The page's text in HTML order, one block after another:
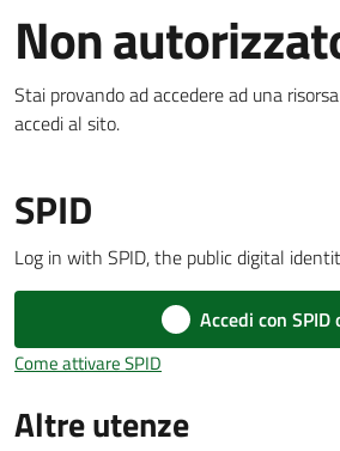
Amministrazione
Menu selezionato
Novità
Servizi
Vivere
Castello
Non
Stai provando ad accedere ad una
accedi al sito.
SPID
Log in with SPID, the public digital
Accedi con SPID
Come attivare SPID
Altre utenze